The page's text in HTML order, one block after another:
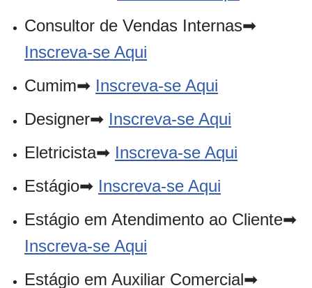
Consultor de Vendas Internas➡
Inscreva-se Aqui
Cumim➡ Inscreva-se Aqui
Designer➡ Inscreva-se Aqui
Eletricista➡ Inscreva-se Aqui
Estágio➡ Inscreva-se Aqui
Estágio em Atendimento ao Cliente➡
Inscreva-se Aqui
Estágio em Auxiliar Comercial➡